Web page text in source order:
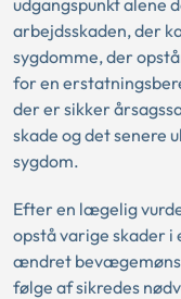
udgangspunkt alene
arbejdsskaden, der
sygdomme, der
for en
der er sikker
skade og det senere
sygdom.
Efter en lægelig
opstå varige skader i
ændret
følge af sikredes